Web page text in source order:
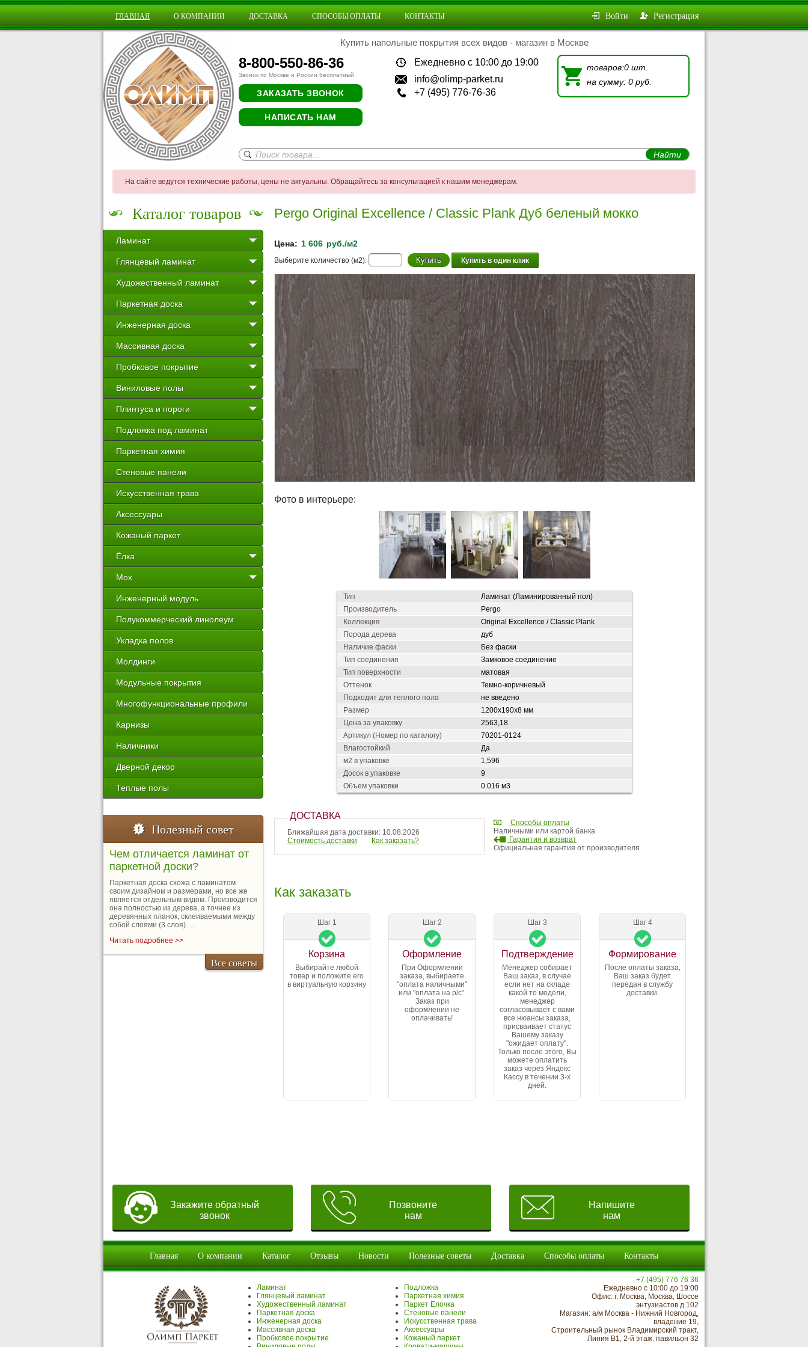
ГЛАВНАЯ О КОМПАНИИ ДОСТАВКА СПОСОБЫ ОПЛАТЫ КОНТАКТЫ Войти Регистрация
Купить напольные покрытия всех видов - магазин в Москве
8-800-550-86-36
Звонок по Москве и России бесплатный
ЗАКАЗАТЬ ЗВОНОК
НАПИСАТЬ НАМ
Ежедневно с 10:00 до 19:00
info@olimp-parket.ru
+7 (495) 776-76-36
товаров:0 шт.
на сумму: 0 руб.
На сайте ведутся технические работы, цены не актуальны. Обращайтесь за консультацией к нашим менеджерам.
Каталог товаров
Ламинат
Глянцевый ламинат
Художественный ламинат
Паркетная доска
Инженерная доска
Массивная доска
Пробковое покрытие
Виниловые полы
Плинтуса и пороги
Подложка под ламинат
Паркетная химия
Стеновые панели
Искусственная трава
Аксессуары
Кожаный паркет
Ёлка
Мох
Инженерный модуль
Полукоммерческий линолеум
Укладка полов
Молдинги
Модульные покрытия
Многофункциональные профили
Карнизы
Наличники
Дверной декор
Теплые полы
Полезный совет
Чем отличается ламинат от
паркетной доски?
Паркетная доска схожа c ламинатом
своим дизайном и размерами, но все же
является отдельным видом. Производится
она полностью из дерева, а точнее из
деревянных планок, склеиваемыми между
собой слоями (3 слоя). ...
Читать подробнее >>
Все советы
Pergo Original Excellence / Classic Plank Дуб беленый мокко
Цена: 1 606 руб./м2
Выберите количество (м2): Купить в один клик
Фото в интерьере:
Тип
Ламинат (Ламинированный пол)
Производитель
Pergo
Коллекция
Original Excellence / Classic Plank
Порода дерева
дуб
Наличие фаски
Без фаски
Тип соединения
Замковое соединение
Тип поверхности
матовая
Оттенок
Темно-коричневый
Подходит для теплого пола
не введено
Размер
1200х190х8 мм
Цена за упаковку
2563,18
Артикул (Номер по каталогу)
70201-0124
Влагостойкий
Да
м2 в упаковке
1,596
Досок в упаковке
9
Объем упаковки
0.016 м3
ДОСТАВКА
Ближайшая дата доставки: 10.08.2026
Стоимость доставки
Как заказать?
Способы оплаты
Наличными или картой банка
Гарантия и возврат
Официальная гарантия от производителя
Как заказать
Шаг 1
Корзина
Выбирайте любой
товар и положите его
в виртуальную корзину
Шаг 2
Оформление
При Оформлении
заказа, выбираете
"оплата наличными"
или "оплата на р/с".
Заказ при
оформлении не
оплачивать!
Шаг 3
Подтверждение
Менеджер собирает
Ваш заказ, в случае
если нет на складе
какой то модели,
менеджер
согласовывает с вами
все нюансы заказа,
присваивает статус
Вашему заказу
"ожидает оплату".
Только после этого, Вы
можете оплатить
заказ через Яндекс
Кассу в течении 3-х
дней.
Шаг 4
Формирование
После оплаты заказа,
Ваш заказ будет
передан в службу
доставки.
Закажите обратный
звонок
Позвоните
нам
Напишите
нам
Главная О компании Каталог Отзывы Новости Полезные советы Доставка Способы оплаты Контакты
Ламинат
Глянцевый ламинат
Художественный ламинат
Паркетная доска
Инженерная доска
Массивная доска
Пробковое покрытие
Подложка
Паркетная химия
Паркет Елочка
Стеновые панели
Искусственная трава
Аксессуары
Кожаный паркет
+7 (495) 776 76 36
Ежедневно с 10:00 до 19:00
Офис: г. Москва, Москва, Шоссе
энтузиастов д.102
Магазин: а/м Москва - Нижний Новгород,
владение 19,
Строительный рынок Владимирский тракт,
Линия В1, 2-й этаж. павильон 32